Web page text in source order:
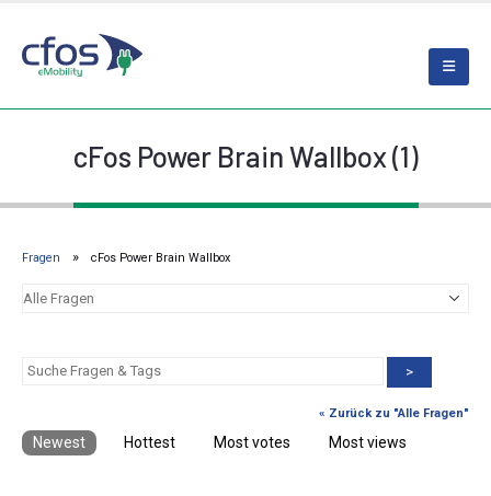
cFos Power Brain Wallbox (1)
Fragen cFos Power Brain Wallbox
>
« Zurück zu "Alle Fragen"
Newest Hottest Most votes Most views